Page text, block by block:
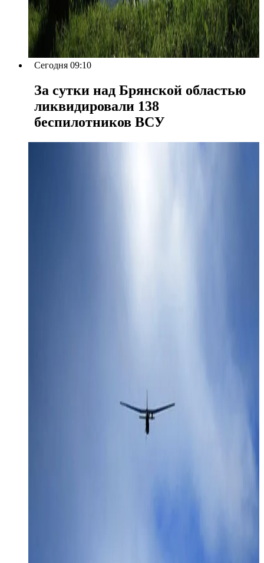
Сегодня 09:10
За сутки над Брянской областью
ликвидировали 138
беспилотников ВСУ